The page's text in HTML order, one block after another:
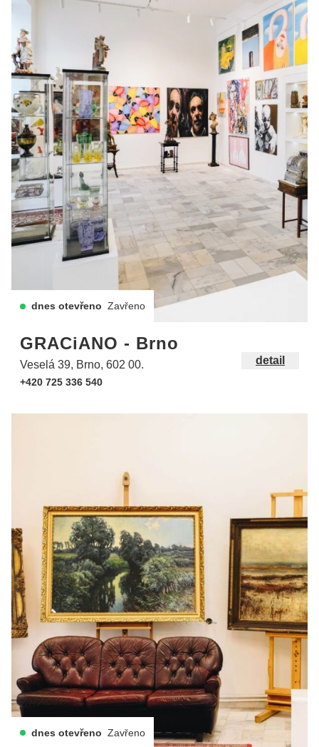
dnes otevřeno Zavřeno
GRACiANO - Brno
Veselá 39, Brno, 602 00.
+420 725 336 540
detail
dnes otevřeno Zavřeno